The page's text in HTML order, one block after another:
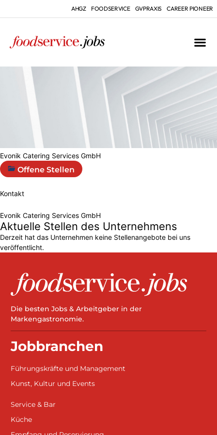
AHGZ FOODSERVICE GVPRAXIS CAREER PIONEER
Evonik Catering Services GmbH
Offene Stellen
Kontakt
Evonik Catering Services GmbH
Aktuelle Stellen des Unternehmens
Derzeit hat das Unternehmen keine Stellenangebote bei uns
veröffentlicht.
Die besten Jobs & Arbeitgeber in der
Markengastronomie.
Jobbranchen
Führungskräfte und Management
Kunst, Kultur und Events
Service & Bar
Küche